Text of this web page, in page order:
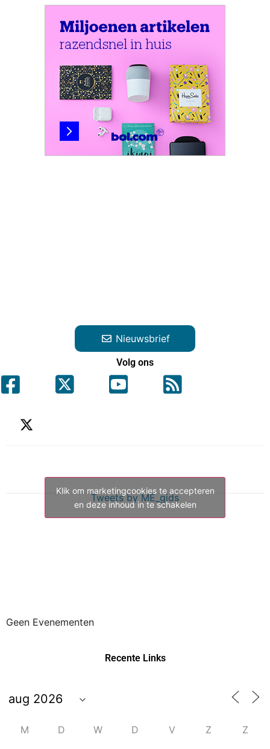
Nieuwsbrief
Volg ons
Tweets by ME_gids
Klik om marketingcookies te accepteren
en deze inhoud in te schakelen
Geen Evenementen
Recente Links
M D W D V Z Z